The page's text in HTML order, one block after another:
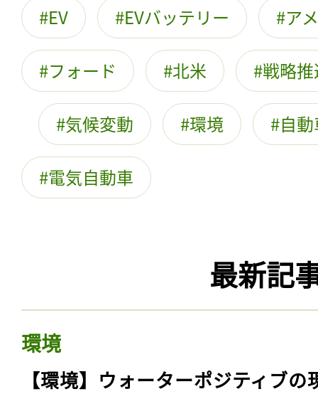
EV EVバッテリー ア
フォード 北米 戦略
気候変動 環境 自
電気自動車
最新記
環境
【環境】ウォーターポジティブの